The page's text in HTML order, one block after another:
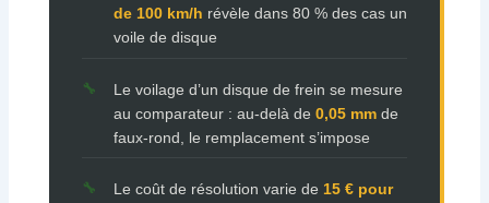
de 100 km/h révèle dans 80 % des cas un
voile de disque
Le voilage d’un disque de frein se mesure
au comparateur : au-delà de 0,05 mmde
faux-rond, le remplacement s’impose
Le coût de résolution varie de 15 € pour